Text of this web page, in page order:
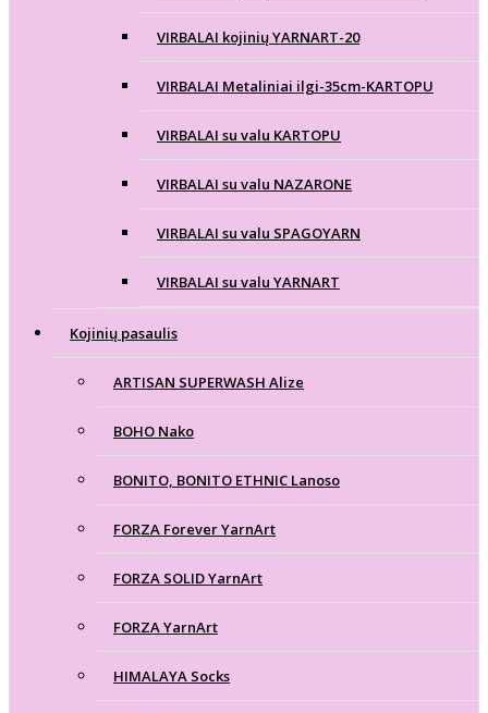
VIRBALAI kojinių YARNART-20
VIRBALAI Metaliniai ilgi-35cm-KARTOPU
VIRBALAI su valu KARTOPU
VIRBALAI su valu NAZARONE
VIRBALAI su valu SPAGOYARN
VIRBALAI su valu YARNART
Kojinių pasaulis
ARTISAN SUPERWASH Alize
BOHO Nako
BONITO, BONITO ETHNIC Lanoso
FORZA Forever YarnArt
FORZA SOLID YarnArt
FORZA YarnArt
HIMALAYA Socks